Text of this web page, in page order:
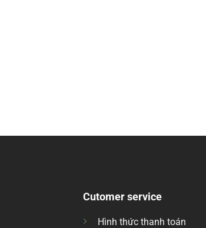
Cutomer service
Hình thức thanh toán